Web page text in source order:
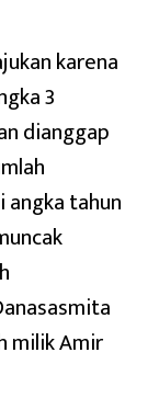
karena
3
dianggap
angka tahun
milik Amir